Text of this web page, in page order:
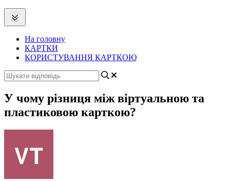
На головну
КАРТКИ
КОРИСТУВАННЯ КАРТКОЮ
У чому різниця між віртуальною та
пластиковою карткою?